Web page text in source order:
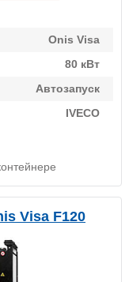
Onis Visa
80 кВт
Автозапуск
IVECO
Visa F120